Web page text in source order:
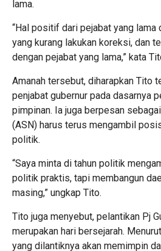
lama.
“Hal positif dari pejabat yang lama
yang kurang lakukan koreksi, dan
dengan pejabat yang lama,” kata
Amanah tersebut, diharapkan Tito
penjabat gubernur pada dasarnya
pimpinan. Ia juga berpesan
(ASN) harus terus mengambil
politik.
“Saya minta di tahun politik
politik praktis, tapi membangun
masing,” ungkap Tito.
Tito juga menyebut, pelantikan Pj
merupakan hari bersejarah.
yang dilantiknya akan memimpin